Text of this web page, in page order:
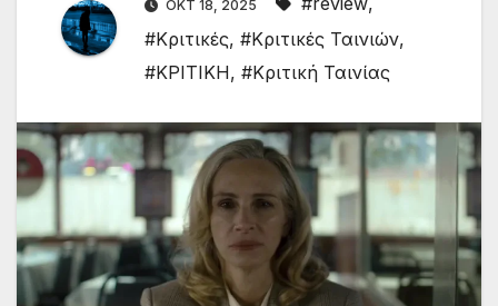
ΟΚΤ 18, 2025
#Κριτικές, #Κριτικές Ταινιών,
#ΚΡΙΤΙΚΗ, #Κριτική Ταινίας